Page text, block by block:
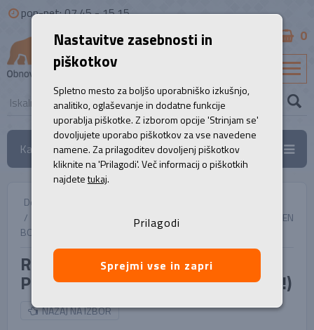
pon-pet: 07.45 - 15.15
0
Kategorije
Domov
/
Računalnik, LENOVO ThinkStation P360... kvaliteta A++ | OPEN
BOX (!)
Računalnik, LENOVO ThinkStation
P360... kvaliteta A++ | OPEN BOX (!)
NAZAJ NA IZBOR
Nastavitve zasebnosti in
piškotkov
Spletno mesto za boljšo uporabniško izkušnjo,
analitiko, oglaševanje in dodatne funkcije
uporablja piškotke. Z izborom opcije 'Strinjam se'
dovoljujete uporabo piškotkov za vse navedene
namene. Za prilagoditev dovoljenj piškotkov
kliknite na 'Prilagodi'. Več informacij o piškotkih
najdetetukaj.
Prilagodi
Sprejmi vse in zapri